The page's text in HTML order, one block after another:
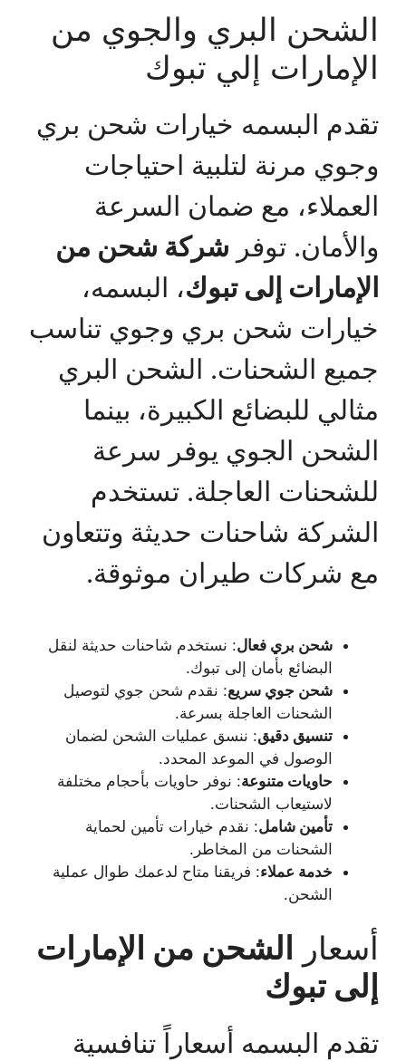
الشحن البري والجوي من
الإمارات إلي تبوك
تقدم البسمه خيارات شحن بري
وجوي مرنة لتلبية احتياجات
العملاء، مع ضمان السرعة
والأمان. توفر شركة شحن من
الإمارات إلى تبوك، البسمه،
خيارات شحن بري وجوي تناسب
جميع الشحنات. الشحن البري
مثالي للبضائع الكبيرة، بينما
الشحن الجوي يوفر سرعة
للشحنات العاجلة. تستخدم
الشركة شاحنات حديثة وتتعاون
مع شركات طيران موثوقة.
شحن بري فعال: نستخدم شاحنات حديثة لنقل
البضائع بأمان إلى تبوك.
شحن جوي سريع: نقدم شحن جوي لتوصيل
الشحنات العاجلة بسرعة.
تنسيق دقيق: ننسق عمليات الشحن لضمان
الوصول في الموعد المحدد.
حاويات متنوعة: نوفر حاويات بأحجام مختلفة
لاستيعاب الشحنات.
تأمين شامل: نقدم خيارات تأمين لحماية
الشحنات من المخاطر.
خدمة عملاء: فريقنا متاح لدعمك طوال عملية
الشحن.
أسعار
الشحن من الإمارات
إلى تبوك
تقدم البسمه أسعاراً تنافسية